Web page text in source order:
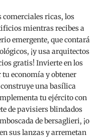
comerciales ricas, los
mientras recibes a
emergente, que contará
¡y usa arquitectos
gratis! Invierte en los
economía y obtener
una basílica
tu ejército con
de pavisiers blindados
de bersaglieri, ¡o
sus lanzas y arremetan